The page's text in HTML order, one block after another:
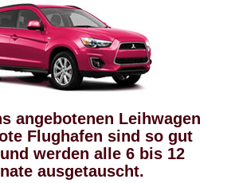
angebotenen Leihwagen
Flughafen sind so gut
werden alle 6 bis 12
ausgetauscht.